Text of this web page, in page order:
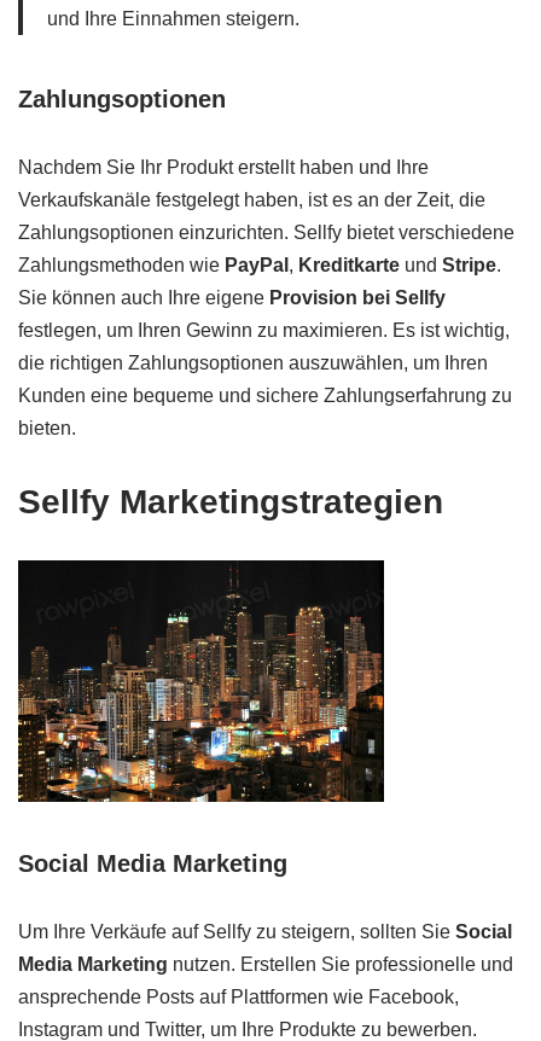
und Ihre Einnahmen steigern.
Zahlungsoptionen
Nachdem Sie Ihr Produkt erstellt haben und Ihre
Verkaufskanäle festgelegt haben, ist es an der Zeit, die
Zahlungsoptionen einzurichten. Sellfy bietet verschiedene
Zahlungsmethoden wie PayPal , Kreditkarte und Stripe.
Sie können auch Ihre eigene Provision bei Sellfy
festlegen, um Ihren Gewinn zu maximieren. Es ist wichtig,
die richtigen Zahlungsoptionen auszuwählen, um Ihren
Kunden eine bequeme und sichere Zahlungserfahrung zu
bieten.
Sellfy Marketingstrategien
Social Media Marketing
Um Ihre Verkäufe auf Sellfy zu steigern, sollten Sie Social
Media Marketing nutzen. Erstellen Sie professionelle und
ansprechende Posts auf Plattformen wie Facebook,
Instagram und Twitter, um Ihre Produkte zu bewerben.